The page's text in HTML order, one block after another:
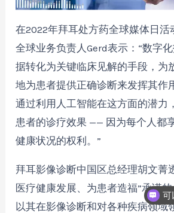
在2022年拜耳处方药全球媒体日活
全球业务负责人Gerd表示：“数字
据转化为关键临床见解的手段，为
地为患者提供正确诊断来发挥其作
通过利用人工智能在这方面的潜力
患者的诊疗效果 —— 因为每个人都
健康状况的权利。”
拜耳影像诊断中国区总经理胡文菁
医疗健康发展、为患者造福”承诺
以其在影像诊断和对各种疾病领域